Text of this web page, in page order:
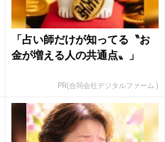
「占い師だけが知ってる〝お
金が増える人の共通点〟」
PR(合同会社デジタルファーム )